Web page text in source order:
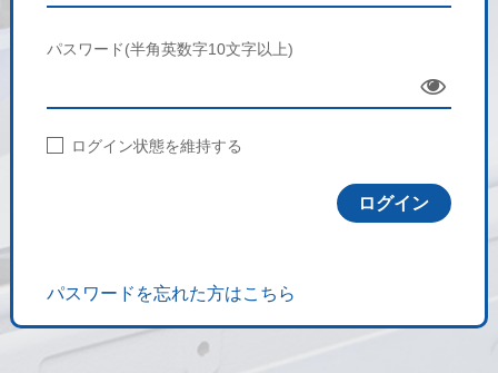
パスワード(半角英数字10文字以上)
Sho
w
ログイン状態を維持する
パスワードを忘れた方はこちら